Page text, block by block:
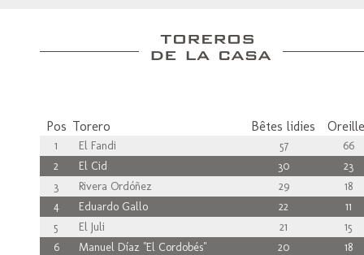
Pos Torero Bêtes lidies
1 El Fandi 57
66
2
El Cid 30
23
3
Rivera Ordóñez 29
18
4
Eduardo Gallo 22
11
5
El Juli 21
15
6
Manuel Díaz "El Cordobés" 20
18